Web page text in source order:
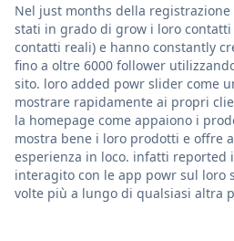
Nel just months della
stati in grado di grow i loro contatti
contatti reali) e hanno constantly
fino a oltre 6000 follower
sito. loro added powr slider come
mostrare rapidamente ai propri
la homepage come appaiono i
mostra bene i loro prodotti e offre
esperienza in loco. infatti reported
interagito con le app powr sul loro
volte più a lungo di qualsiasi altra